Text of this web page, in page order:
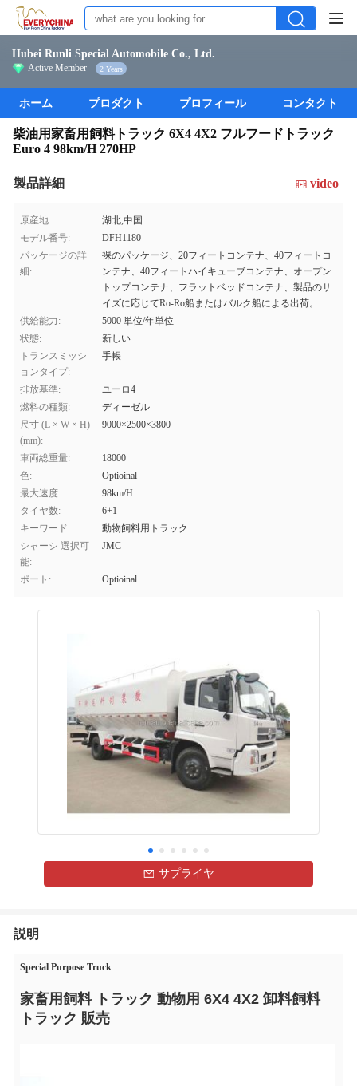
Hubei Runli Special Automobile Co., Ltd.
Active Member 2 Years
ホーム プロダクト プロフィール コンタクト
柴油用家畜用飼料トラック 6X4 4X2 フルフードトラック
Euro 4 98km/H 270HP
製品詳細 video
原産地:
湖北,中国
モデル番号:
DFH1180
パッケージの詳
細:
裸のパッケージ、20フィートコンテナ、40フィートコ
ンテナ、40フィートハイキューブコンテナ、オープン
トップコンテナ、フラットベッドコンテナ、製品のサ
イズに応じてRo-Ro船またはバルク船による出荷。
供給能力:
5000 単位/年単位
状態:
新しい
トランスミッシ
ョンタイプ:
手帳
排放基準:
ユーロ4
燃料の種類:
ディーゼル
尺寸 (L × W × H)
(mm):
9000×2500×3800
車両総重量:
18000
色:
Optioinal
最大速度:
98km/H
タイヤ数:
6+1
キーワード:
動物飼料用トラック
シャーシ 選択可
能:
JMC
ポート: Optioinal
サプライヤ
説明
Special Purpose Truck
家畜用飼料 トラック 動物用 6X4 4X2 卸料飼料
トラック 販売